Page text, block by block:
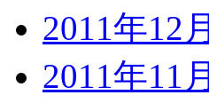
2011年12月
2011年11月